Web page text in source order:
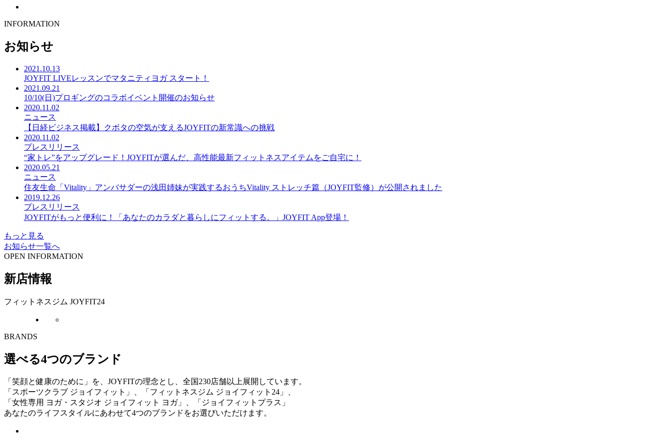
INFORMATION
お知らせ
2021.10.13
JOYFIT LIVEレッスンでマタニティヨガ スタート！
2021.09.21
10/10(日)プロギングのコラボイベント開催のお知らせ
2020.11.02
ニュース
【日経ビジネス掲載】クボタの空気が支えるJOYFITの新常識への挑戦
2020.11.02
プレスリリース
“家トレ”をアップグレード！JOYFITが選んだ、高性能最新フィットネスアイテムをご自宅に！
2020.05.21
ニュース
住友生命「Vitality」アンバサダーの浅田姉妹が実践するおうちVitality ストレッチ篇（JOYFIT監修）が公開されました
2019.12.26
プレスリリース
JOYFITがもっと便利に！「あなたのカラダと暮らしにフィットする。」JOYFIT App登場！
もっと見る
お知らせ一覧へ
OPEN INFORMATION
新店情報
フィットネスジム JOYFIT24
BRANDS
選べる4つのブランド
「笑顔と健康のために」を、JOYFITの理念とし、全国230店舗以上展開しています。
「スポーツクラブ ジョイフィット」、「フィットネスジム ジョイフィット24」、
「女性専用 ヨガ・スタジオ ジョイフィット ヨガ」、「ジョイフィットプラス」
あなたのライフスタイルにあわせて4つのブランドをお選びいただけます。